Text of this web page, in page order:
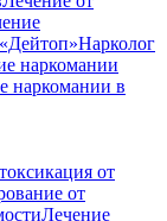
«Дейтоп»Нарколог
наркомании
наркомании в
от
от
Лечение